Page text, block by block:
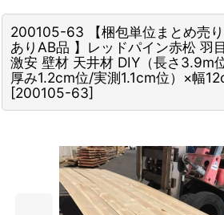
200105-63 【梱包単位まとめ売
ありAB品 】レッドパイン赤松 羽
激安 壁材 天井材 DIY（長さ3.9m
厚み1.2cm位/実測1.1cm位）×幅
[200105-63]